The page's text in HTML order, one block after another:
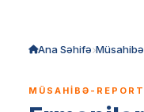
Ana Səhifə
MÜSAHIBƏ-